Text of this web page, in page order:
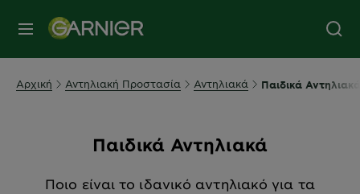
MENU
Αρχική Αντηλιακή Προστασία Αντηλιακά Παιδικά Αντηλιακά
Παιδικά Αντηλιακά
Ποιο είναι το ιδανικό αντηλιακό για τα